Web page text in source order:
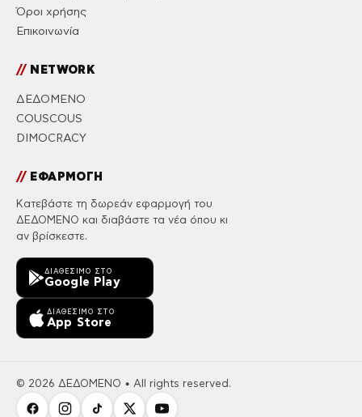
Όροι χρήσης
Επικοινωνία
//NETWORK
ΔΕΔΟΜΕΝΟ
COUSCOUS
DIMOCRACY
//ΕΦΑΡΜΟΓΗ
Κατεβάστε τη δωρεάν εφαρμογή του
ΔΕΔΟΜΕΝΟ και διαβάστε τα νέα όπου κι
αν βρίσκεστε.
ΔΙΑΘΈΣΙΜΟ ΣΤΟ
Google Play
ΔΙΑΘΈΣΙΜΟ ΣΤΟ
App Store
© 2026 ΔΕΔΟΜΕΝΟ • All rights reserved.